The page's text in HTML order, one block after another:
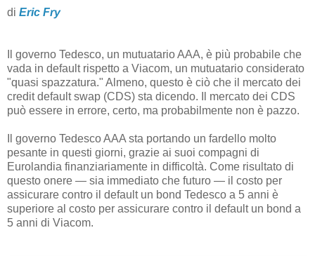
di Eric Fry
Il governo Tedesco, un mutuatario AAA, è più probabile che
vada in default rispetto a Viacom, un mutuatario considerato
"quasi spazzatura." Almeno, questo è ciò che il mercato dei
credit default swap (CDS) sta dicendo. Il mercato dei CDS
può essere in errore, certo, ma probabilmente non è pazzo.
Il governo Tedesco AAA sta portando un fardello molto
pesante in questi giorni, grazie ai suoi compagni di
Eurolandia finanziariamente in difficoltà. Come risultato di
questo onere — sia immediato che futuro — il costo per
assicurare contro il default un bond Tedesco a 5 anni è
superiore al costo per assicurare contro il default un bond a
5 anni di Viacom.